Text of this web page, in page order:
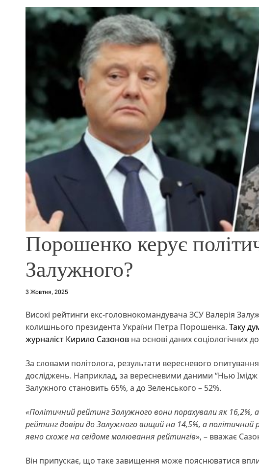
Порошенко керує
Залужного?
3 Жовтня, 2025
Високі рейтинги екс-головнокомандувача ЗСУ Валерія
колишнього президента України Петра Порошенка. Таку
журналіст Кирило Сазонов на основі даних соціологічних
За словами політолога, результати вересневого
досліджень. Наприклад, за вересневими даними “Нью
Залужного становить 65%, а до Зеленського – 52%.
«Політичний рейтинг Залужного вони порахували як
рейтинг довіри до Залужного вищий на 14,5%, а
явно схоже на свідоме малювання рейтингів», – вважає
Він припускає, що таке завищення може пояснюватися